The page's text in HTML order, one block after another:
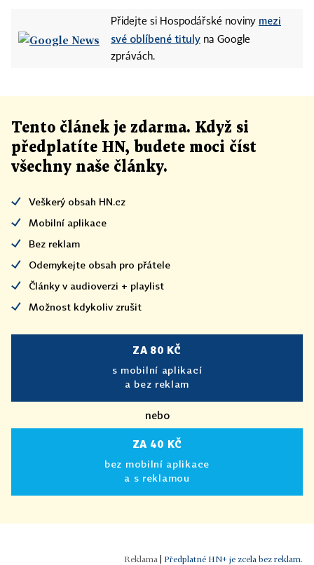
Přidejte si Hospodářské noviny mezi
své oblíbené tituly na Google
zprávách.
Tento článek je zdarma. Když si
předplatíte HN, budete moci číst
všechny naše články.
Veškerý obsah HN.cz
Mobilní aplikace
Bez reklam
Odemykejte obsah pro přátele
Články v audioverzi + playlist
Možnost kdykoliv zrušit
ZA 80 KČ
s mobilní aplikací
a bez reklam
nebo
ZA 40 KČ
bez mobilní aplikace
a s reklamou
Předplatné HN+ je zcela bez reklam.